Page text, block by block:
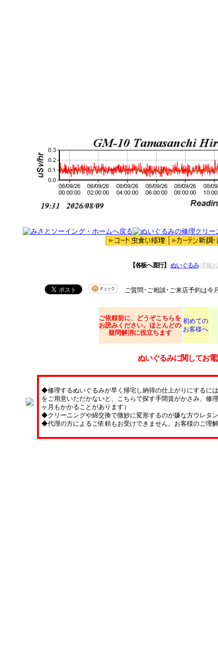
【各板へ直行】 ぬいぐるみ 洋服
ご質問･ご相談･ご来店予約は今
ご依頼前に、どうぞこちらを
お読みください。ほとんどの
疑問解消に役立ちます
初めての
お客様へ
ぬいぐるみに関してお
◆修理するぬいぐるみが早く帰宅し納得の仕上がりにするに
をご用意いただかないと、こちらで探す手間賃がかさみ、修
ヶ月もかかることがあります）
◆クリーニングや綿交換で微妙に変形するのが嫌な方ウレタ
◆代理の方によるご依頼もお受けできません。お客様のご理